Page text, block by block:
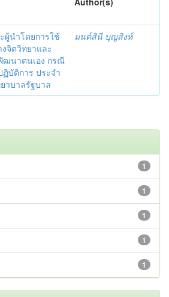
ผู้นำโดยการใช้
จิตวิทยาและ
ฒนาตนเอง กรณี
บัติการ ประจำ
าบาลรัฐบาล
มนต์สินี บุญสิงห์
1
1
1
1
1